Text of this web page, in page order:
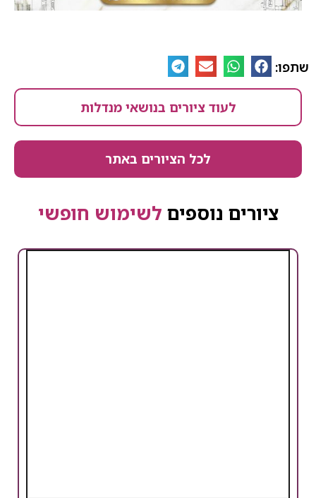
שתפו:
לעוד ציורים בנושאי מנדלות
לכל הציורים באתר
ציורים נוספים לשימוש חופשי